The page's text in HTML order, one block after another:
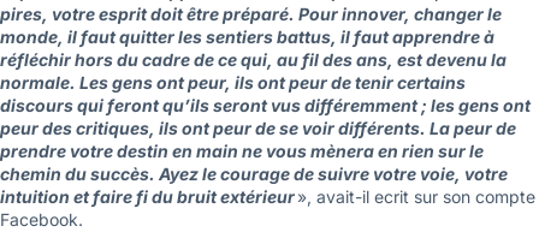
pires, votre esprit doit être préparé. Pour innover, changer le
monde, il faut quitter les sentiers battus, il faut apprendre à
réfléchir hors du cadre de ce qui, au fil des ans, est devenu la
normale. Les gens ont peur, ils ont peur de tenir certains
discours qui feront qu’ils seront vus différemment ; les gens ont
peur des critiques, ils ont peur de se voir différents. La peur de
prendre votre destin en main ne vous mènera en rien sur le
chemin du succès. Ayez le courage de suivre votre voie, votre
intuition et faire fi du bruit extérieur», avait-il ecrit sur son compte
Facebook.